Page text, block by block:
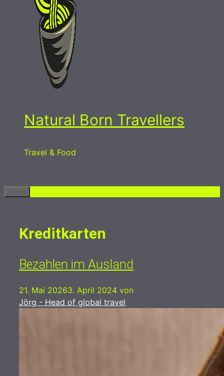
Natural Born Travellers
Travel & Food
Kreditkarten
Bezahlen im Ausland
21. Mai 20263. April 2024 von
Jörg - Head of global travel